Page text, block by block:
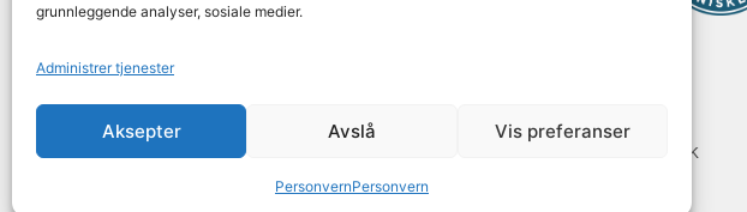
grunnleggende analyser, sosiale medier.
Administrer tjenester
Aksepter Avslå Vis preferanser
PersonvernPersonvern
Adresse: Paal Bergs vei 125
Medlemskap Om VBTK